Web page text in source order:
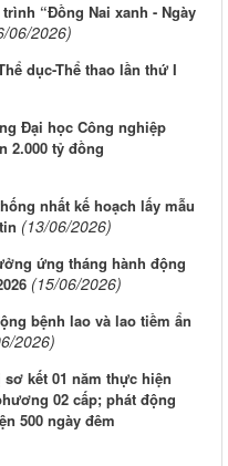
“Đồng Nai xanh - Ngày
06/2026)
dục-Thể thao lần thứ I
Đại học Công nghiệp
2.000 tỷ đồng
nhất kế hoạch lấy mẫu
(13/06/2026)
ứng tháng hành động
(15/06/2026)
bệnh lao và lao tiềm ẩn
2026)
kết 01 năm thực hiện
02 cấp; phát động
500 ngày đêm